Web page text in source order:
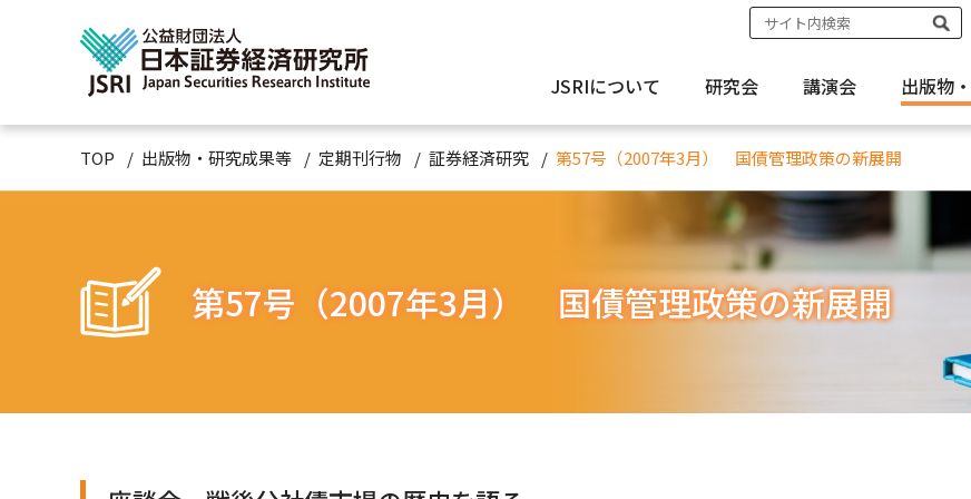
JSRIについて 研究会 講演会 出版物・
TOP 出版物・研究成果等 定期刊行物 証券経済研究 第57号（2007年3月） 国債管理政策の新展開
第57号（2007年3月） 国債管理政策の新展開